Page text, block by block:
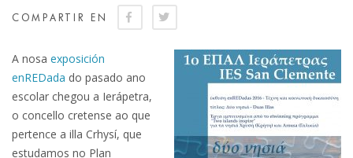
COMPARTIR EN
A nosa exposición
enREDada do pasado ano
escolar chegou a Ierápetra,
o concello cretense ao que
pertence a illa Crhysí, que
estudamos no Plan